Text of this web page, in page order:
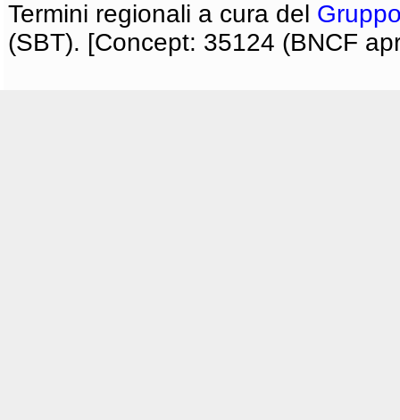
Termini regionali a cura del
(SBT). [Concept: 35124 (BNCF